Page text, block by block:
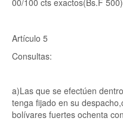
00/100 cts exactos(Bs.F
Artículo 5
Consultas:
a)Las que se efectúen
tenga fijado en su
bolívares fuertes ochenta